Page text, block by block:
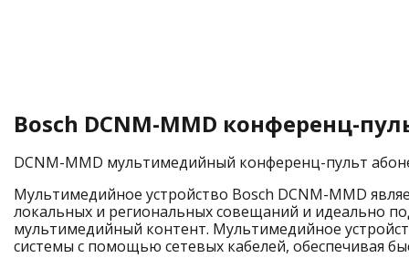
Bosch DCNM-MMD конференц-
DCNM-MMD мультимедийный конференц-пульт
Мультимедийное устройство Bosch DCNM-MMD
локальных и региональных совещаний и идеально
мультимедийный контент. Мультимедийное
системы с помощью сетевых кабелей, обеспечивая